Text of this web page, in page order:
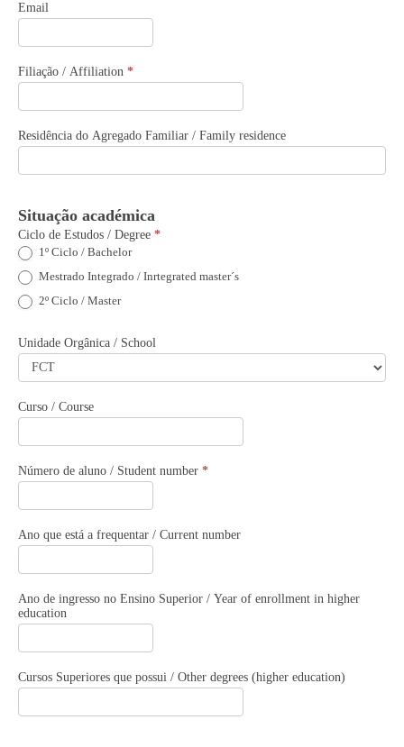
Email
Filiação / Affiliation *
Residência do Agregado Familiar / Family residence
Situação académica
Ciclo de Estudos / Degree *
1º Ciclo / Bachelor
Mestrado Integrado / Inrtegrated master´s
2º Ciclo / Master
Unidade Orgânica / School
Orgânica
/
Curso / Course
Número de aluno / Student number *
Ano que está a frequentar / Current number
Ano de ingresso no Ensino Superior / Year of enrollment in higher
education
Cursos Superiores que possui / Other degrees (higher education)